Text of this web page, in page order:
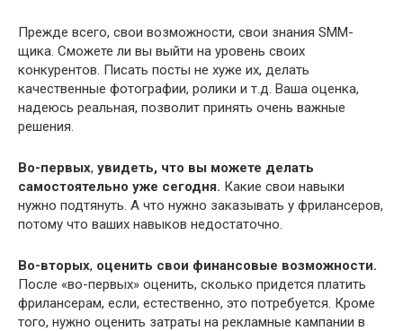
Прежде всего, свои возможности, свои знания SMM-
щика. Сможете ли вы выйти на уровень своих
конкурентов. Писать посты не хуже их, делать
качественные фотографии, ролики и т.д. Ваша оценка,
надеюсь реальная, позволит принять очень важные
решения.
Во-первых, увидеть, что вы можете делать
самостоятельно уже сегодня. Какие свои навыки
нужно подтянуть. А что нужно заказывать у фрилансеров,
потому что ваших навыков недостаточно.
Во-вторых, оценить свои финансовые возможности.
После «во-первых» оценить, сколько придется платить
фрилансерам, если, естественно, это потребуется. Кроме
того, нужно оценить затраты на рекламные кампании в